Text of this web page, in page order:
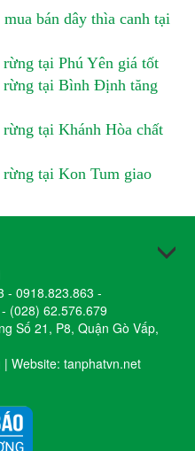
bán dây thìa canh tại
tại Phú Yên giá tốt
rừng tại Bình Định tăng
tại Khánh Hòa chất
tại Kon Tum giao
- 0918.823.863 -
- (028) 62.576.679
Số 21, P8, Quận Gò Vấp,
Website: tanphatvn.net